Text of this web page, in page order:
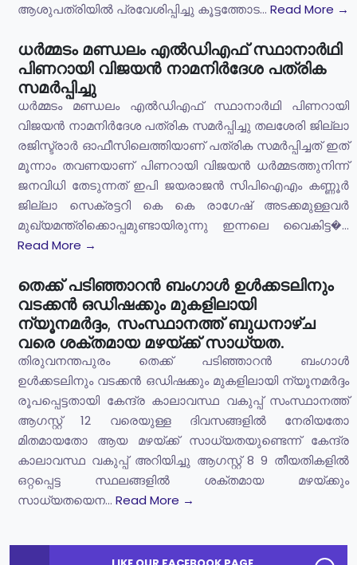
ആശുപത്രിയിൽ പ്രവേശിപ്പിച്ചു കൂട്ടത്തോട... Read More →
ധർമ്മടം മണ്ഡലം എൽഡിഎഫ് സ്ഥാനാർഥി
പിണറായി വിജയൻ നാമനിർദേശ പത്രിക
സമർപ്പിച്ചു
ധർമ്മടം മണ്ഡലം എൽഡിഎഫ് സ്ഥാനാർഥി പിണറായി
വിജയൻ നാമനിർദേശ പത്രിക സമർപ്പിച്ചു തലശേരി ജില്ലാ
രജിസ്ട്രാർ ഓഫീസിലെത്തിയാണ് പത്രിക സമർപ്പിച്ചത് ഇത്
മൂന്നാം തവണയാണ് പിണറായി വിജയൻ ധർമ്മടത്തുനിന്ന്
ജനവിധി തേടുന്നത് ഇപി ജയരാജൻ സിപിഐഎം കണ്ണൂർ
ജില്ലാ സെക്രട്ടറി കെ കെ രാഗേഷ് അടക്കമുള്ളവർ
മുഖ്യമന്ത്രിക്കൊപ്പമുണ്ടായിരുന്നു ഇന്നലെ വൈകിട്ട�...
Read More →
തെക്ക് പടിഞ്ഞാറൻ ബംഗാൾ ഉൾക്കടലിനും
വടക്കൻ ഒഡിഷക്കും മുകളിലായി
ന്യൂനമർദ്ദം, സംസ്ഥാനത്ത് ബുധനാഴ്ച
വരെ ശക്തമായ മഴയ്ക്ക് സാധ്യത.
തിരുവനന്തപുരം തെക്ക് പടിഞ്ഞാറൻ ബംഗാൾ
ഉൾക്കടലിനും വടക്കൻ ഒഡിഷക്കും മുകളിലായി ന്യൂനമർദ്ദം
രൂപപ്പെട്ടതായി കേന്ദ്ര കാലാവസ്ഥ വകുപ്പ് സംസ്ഥാനത്ത്
ആഗസ്റ്റ് 12 വരെയുള്ള ദിവസങ്ങളിൽ നേരിയതോ
മിതമായതോ ആയ മഴയ്ക്ക് സാധ്യതയുണ്ടെന്ന് കേന്ദ്ര
കാലാവസ്ഥ വകുപ്പ് അറിയിച്ചു ആഗസ്റ്റ് 8 9 തീയതികളിൽ
ഒറ്റപ്പെട്ട സ്ഥലങ്ങളിൽ ശക്തമായ മഴയ്ക്കും
സാധ്യതയെന... Read More →